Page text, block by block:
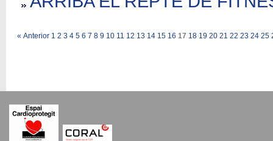
« Anterior 1 2 3 4 5 6 7 8 9 10 11 12 13 14 15 16 17 18 19 20 21 22 23 24 25